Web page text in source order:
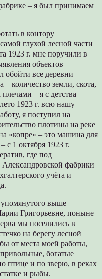
– я был принимаем
в контору
глухой лесной части
1923 г. мне поручили в
объектов
обойти все деревни
– количество земли, скота,
– я с детства
1923 г. всю нашу
я поступил на
плотины на реке
«копре» – это машина для
с 1 октября 1923 г.
где под
Александровской фабрики
учёта и
упомянутого выше
Григорьевне, поныне
мы поселились в
на берегу лесной
от места моей работы,
богатые
птице и по зверю, в реках
и рыбы.